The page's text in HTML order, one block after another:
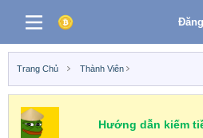
Trang Chủ Thành Viên
Hướng dẫn kiếm